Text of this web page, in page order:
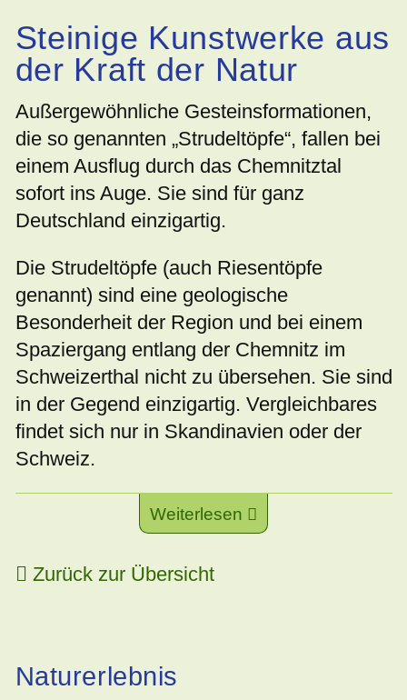
Steinige Kunstwerke aus
der Kraft der Natur
Außergewöhnliche Gesteinsformationen,
die so genannten „Strudeltöpfe“, fallen bei
einem Ausflug durch das Chemnitztal
sofort ins Auge. Sie sind für ganz
Deutschland einzigartig.
Die Strudeltöpfe (auch Riesentöpfe
genannt) sind eine geologische
Besonderheit der Region und bei einem
Spaziergang entlang der Chemnitz im
Schweizerthal nicht zu übersehen. Sie sind
in der Gegend einzigartig. Vergleichbares
findet sich nur in Skandinavien oder der
Schweiz.
Weiterlesen
Zurück zur Übersicht
Naturerlebnis